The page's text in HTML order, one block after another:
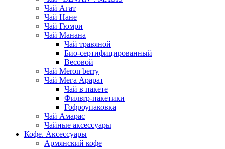
Чай Агат
Чай Нане
Чай Гюмри
Чай Манана
Чай травяной
Био-сертифицированный
Весовой
Чай Meron berry
Чай Мега Арарат
Чай в пакете
Фильтр-пакетики
Гофроупаковка
Чай Амарас
Чайные аксессуары
Кофе. Аксессуары
Армянский кофе